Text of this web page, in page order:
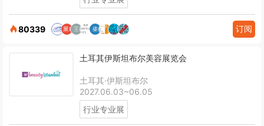
80339 订阅
土耳其伊斯坦布尔美容展览会
土耳其·伊斯坦布尔
2027.06.03~06.05
行业专业展